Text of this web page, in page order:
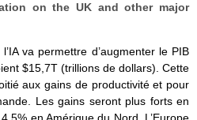
on the UK and other major
va permettre d’augmenter le PIB
$15,7T (trillions de dollars). Cette
aux gains de productivité et pour
Les gains seront plus forts en